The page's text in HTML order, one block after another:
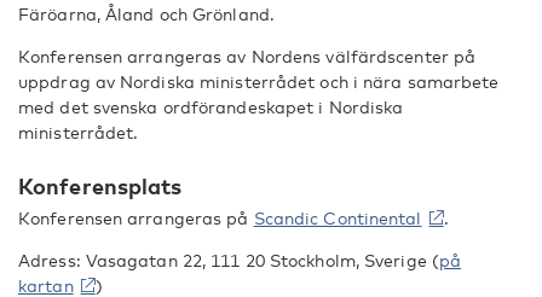
Färöarna, Åland och Grönland.
Konferensen arrangeras av Nordens välfärdscenter på
uppdrag av Nordiska ministerrådet och i nära samarbete
med det svenska ordförandeskapet i Nordiska
ministerrådet.
Konferensplats
Konferensen arrangeras på Scandic Continental .
Adress: Vasagatan 22, 111 20 Stockholm, Sverige (på
kartan
)